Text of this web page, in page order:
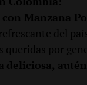
Manzana
del
queridas por
deliciosa,